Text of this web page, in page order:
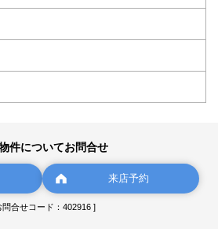
件についてお問合せ
来店予約
問合せコード：402916 ]